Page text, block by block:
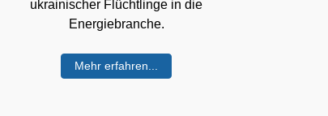
ukrainischer Flüchtlinge in die
Energiebranche.
Mehr erfahren...